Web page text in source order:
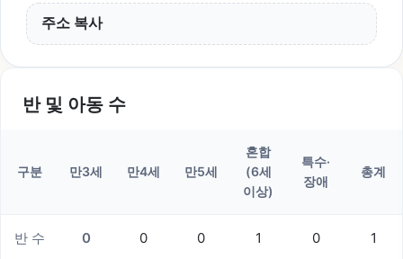
주소 복사
반 및 아동 수
구분 만3세 만4세 만5세
혼합
(6세
이상)
특수·
장애
총계
반 수 0 0 0 1 0 1